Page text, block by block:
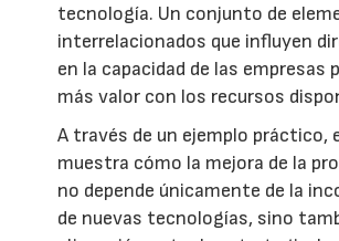
tecnología. Un conjunto de
interrelacionados que influyen
en la capacidad de las empresas
más valor con los recursos
A través de un ejemplo práctico,
muestra cómo la mejora de la
no depende únicamente de la
de nuevas tecnologías, sino